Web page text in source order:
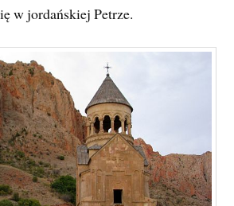
w jordańskiej Petrze.